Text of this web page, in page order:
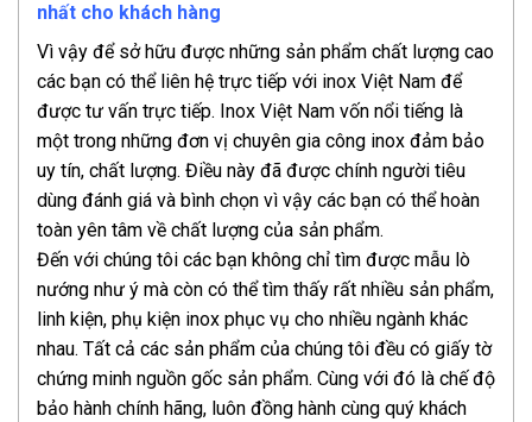
nhất cho khách hàng
Vì vậy để sở hữu được những sản phẩm chất lượng cao
các bạn có thể liên hệ trực tiếp với inox Việt Nam để
được tư vấn trực tiếp. Inox Việt Nam vốn nổi tiếng là
một trong những đơn vị chuyên gia công inox đảm bảo
uy tín, chất lượng. Điều này đã được chính người tiêu
dùng đánh giá và bình chọn vì vậy các bạn có thể hoàn
toàn yên tâm về chất lượng của sản phẩm.
Đến với chúng tôi các bạn không chỉ tìm được mẫu lò
nướng như ý mà còn có thể tìm thấy rất nhiều sản phẩm,
linh kiện, phụ kiện inox phục vụ cho nhiều ngành khác
nhau. Tất cả các sản phẩm của chúng tôi đều có giấy tờ
chứng minh nguồn gốc sản phẩm. Cùng với đó là chế độ
bảo hành chính hãng, luôn đồng hành cùng quý khách